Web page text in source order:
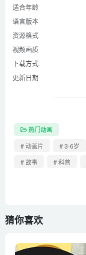
适合年龄
语言版本
资源格式
视频画质
下载方式
更新日期
热门动画
# 动画片
# 3-6岁
# 故事
# 科普
猜你喜欢